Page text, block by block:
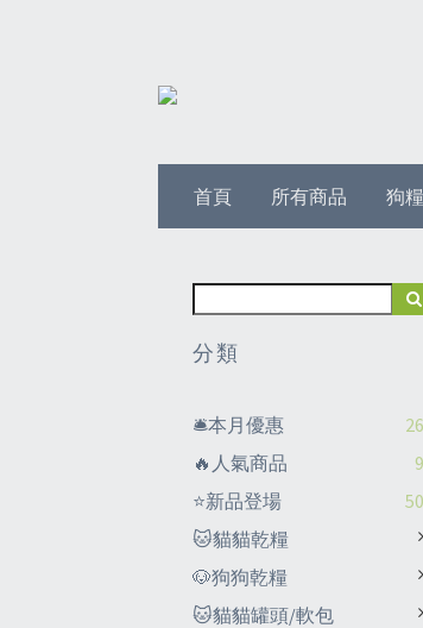
首頁 所有商品 狗糧
分類
🛎️本月優惠
26
🔥人氣商品
9
⭐新品登場
50
🐱貓貓乾糧
🐶狗狗乾糧
🐱貓貓罐頭/軟包